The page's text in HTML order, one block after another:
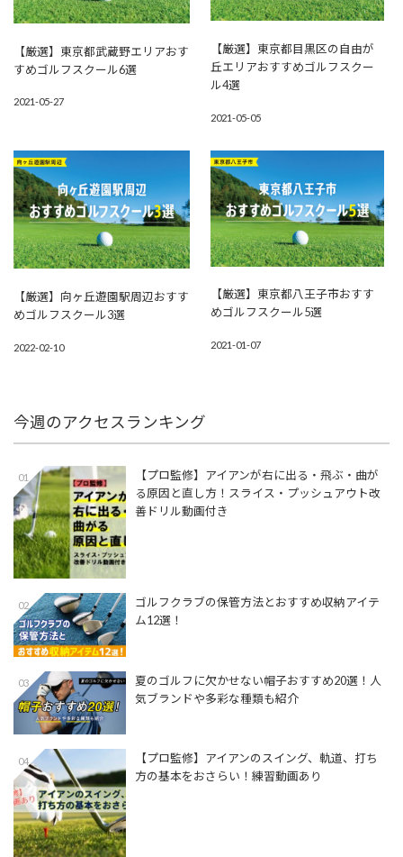
【厳選】東京都武蔵野エリアおす
すめゴルフスクール6選
2021-05-27
【厳選】東京都目黒区の自由が
丘エリアおすすめゴルフスクー
ル4選
2021-05-05
【厳選】向ヶ丘遊園駅周辺おすす
めゴルフスクール3選
2022-02-10
【厳選】東京都八王子市おすす
めゴルフスクール5選
2021-01-07
今週のアクセスランキング
01
【プロ監修】アイアンが右に出る・飛ぶ・曲が
る原因と直し方！スライス・プッシュアウト改
善ドリル動画付き
02
ゴルフクラブの保管方法とおすすめ収納アイテ
ム12選！
03
夏のゴルフに欠かせない帽子おすすめ20選！人
気ブランドや多彩な種類も紹介
04
【プロ監修】アイアンのスイング、軌道、打ち
方の基本をおさらい！練習動画あり